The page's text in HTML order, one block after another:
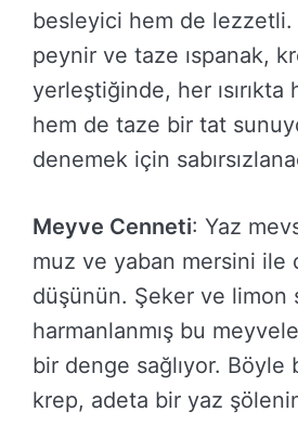
besleyici hem de lezzetli.
peynir ve taze ıspanak,
yerleştiğinde, her ısırıkta
hem de taze bir tat
denemek için
Meyve Cenneti: Yaz
muz ve yaban mersini ile
düşünün. Şeker ve limon
harmanlanmış bu
bir denge sağlıyor. Böyle
krep, adeta bir yaz